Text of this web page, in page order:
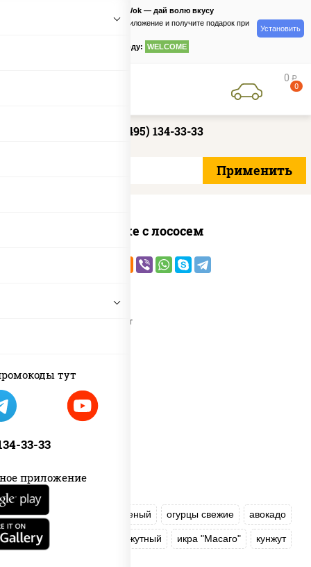
тут
33-33
приложение
PizzaSushiWok — дай волю вкусу
Скачайте приложение и получите подарок при
по промокоду: WELCOME
Установить
0 руб
0
+7 (495) 134-33-33
Поке с лососем
рис лосось слабосоленый огурцы свежие авокадо
салат "Чука" соус кунжутный икра "Масаго" кунжут